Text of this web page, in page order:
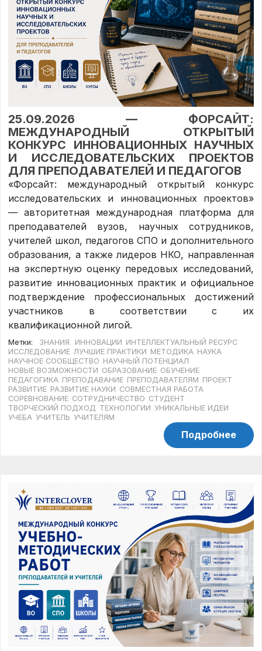
25.09.2026 — ФОРСАЙТ:
МЕЖДУНАРОДНЫЙ ОТКРЫТЫЙ
КОНКУРС ИННОВАЦИОННЫХ НАУЧНЫХ
И ИССЛЕДОВАТЕЛЬСКИХ ПРОЕКТОВ
ДЛЯ ПРЕПОДАВАТЕЛЕЙ И ПЕДАГОГОВ
«Форсайт: международный открытый конкурс
исследовательских и инновационных проектов»
— авторитетная международная платформа для
преподавателей вузов, научных сотрудников,
учителей школ, педагогов СПО и дополнительного
образования, а также лидеров НКО, направленная
на экспертную оценку передовых исследований,
развитие инновационных практик и официальное
подтверждение профессиональных достижений
участников в соответствии с их
квалификационной лигой.
Метки: ЗНАНИЯ. ИННОВАЦИИ ИНТЕЛЛЕКТУАЛЬНЫЙ РЕСУРС
ИССЛЕДОВАНИЕ ЛУЧШИЕ ПРАКТИКИ МЕТОДИКА НАУКА
НАУЧНОЕ СООБЩЕСТВО НАУЧНЫЙ ПОТЕНЦИАЛ
НОВЫЕ ВОЗМОЖНОСТИ ОБРАЗОВАНИЕ ОБУЧЕНИЕ
ПЕДАГОГИКА ПРЕПОДАВАНИЕ ПРЕПОДАВАТЕЛЯМ ПРОЕКТ
РАЗВИТИЕ РАЗВИТИЕ НАУКИ СОВМЕСТНАЯ РАБОТА
СОРЕВНОВАНИЕ СОТРУДНИЧЕСТВО СТУДЕНТ
ТВОРЧЕСКИЙ ПОДХОД ТЕХНОЛОГИИ УНИКАЛЬНЫЕ ИДЕИ
УЧЕБА УЧИТЕЛЬ УЧИТЕЛЯМ
Подробнее